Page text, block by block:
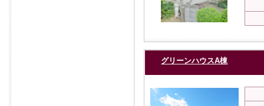
グリーンハウスA棟